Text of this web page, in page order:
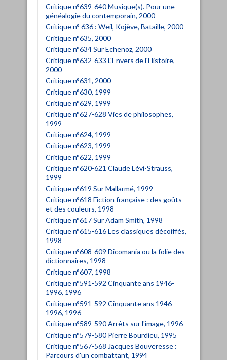
Critique n°639-640 Musique(s). Pour une
généalogie du contemporain, 2000
Critique n° 636 : Weil, Kojève, Bataille, 2000
Critique n°635, 2000
Critique n°634 Sur Echenoz, 2000
Critique n°632-633 L'Envers de l'Histoire,
2000
Critique n°631, 2000
Critique n°630, 1999
Critique n°629, 1999
Critique n°627-628 Vies de philosophes,
1999
Critique n°624, 1999
Critique n°623, 1999
Critique n°622, 1999
Critique n°620-621 Claude Lévi-Strauss,
1999
Critique n°619 Sur Mallarmé, 1999
Critique n°618 Fiction française : des goûts
et des couleurs, 1998
Critique n°617 Sur Adam Smith, 1998
Critique n°615-616 Les classiques décoiffés,
1998
Critique n°608-609 Dicomania ou la folie des
dictionnaires, 1998
Critique n°607, 1998
Critique n°591-592 Cinquante ans 1946-
1996, 1996
Critique n°591-592 Cinquante ans 1946-
1996, 1996
Critique n°589-590 Arrêts sur l'image, 1996
Critique n°579-580 Pierre Bourdieu, 1995
Critique n°567-568 Jacques Bouveresse :
Parcours d'un combattant, 1994